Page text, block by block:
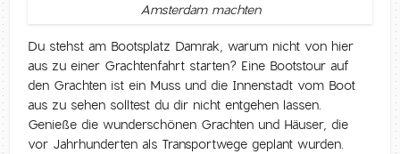
Amsterdam machten
Du stehst am Bootsplatz Damrak, warum nicht von hier
aus zu einer Grachtenfahrt starten? Eine Bootstour auf
den Grachten ist ein Muss und die Innenstadt vom Boot
aus zu sehen solltest du dir nicht entgehen lassen.
Genieße die wunderschönen Grachten und Häuser, die
vor Jahrhunderten als Transportwege geplant wurden.